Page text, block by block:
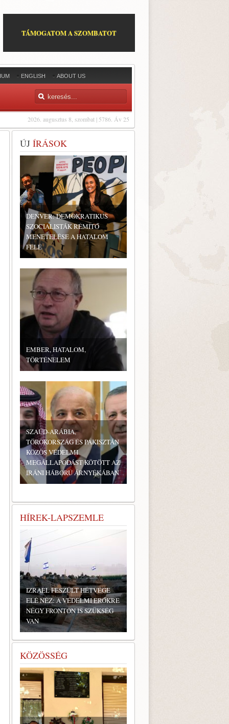
TÁMOGATOM A SZOMBATOT
ENGLISH ABOUT US
2026. augusztus 8, szombat | 5786. Áv 25
ÚJ ÍRÁSOK
DENVER: DEMOKRATIKUS
SZOCIALISTÁK RÉMÍTŐ
MENETELÉSE A HATALOM
FELÉ
EMBER, HATALOM,
TÖRTÉNELEM
SZAÚD-ARÁBIA,
TÖRÖKORSZÁG ÉS PAKISZTÁN
KÖZÖS VÉDELMI
MEGÁLLAPODÁST KÖTÖTT AZ
IRÁNI HÁBORÚ ÁRNYÉKÁBAN
HÍREK-LAPSZEMLE
IZRAEL FESZÜLT HÉTVÉGE
ELÉ NÉZ: A VÉDELMI ERŐKRE
NÉGY FRONTON IS SZÜKSÉG
VAN
KÖZÖSSÉG